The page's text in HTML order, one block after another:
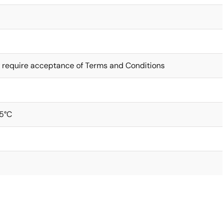
require acceptance of Terms and Conditions